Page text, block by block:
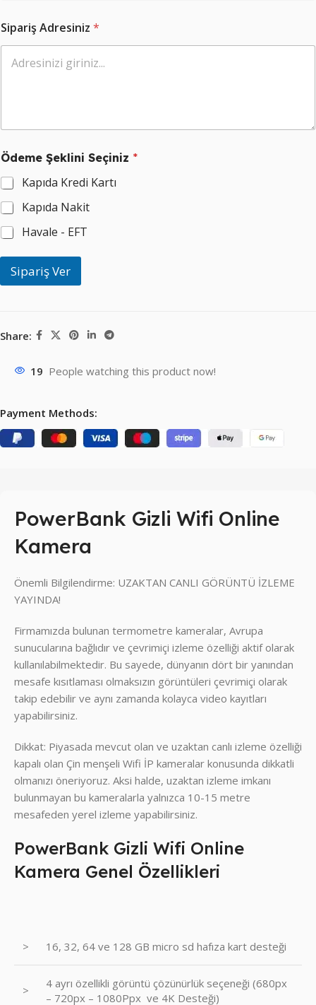
Sipariş Adresiniz *
Ödeme Şeklini Seçiniz *
Kapıda Kredi Kartı
Kapıda Nakit
Havale - EFT
Sipariş Ver
Share:
19 People watching this product now!
Payment Methods:
PowerBank Gizli Wifi Online
Kamera
Önemli Bilgilendirme: UZAKTAN CANLI GÖRÜNTÜ İZLEME
YAYINDA!
Firmamızda bulunan termometre kameralar, Avrupa
sunucularına bağlıdır ve çevrimiçi izleme özelliği aktif olarak
kullanılabilmektedir. Bu sayede, dünyanın dört bir yanından
mesafe kısıtlaması olmaksızın görüntüleri çevrimiçi olarak
takip edebilir ve aynı zamanda kolayca video kayıtları
yapabilirsiniz.
Dikkat: Piyasada mevcut olan ve uzaktan canlı izleme özelliği
kapalı olan Çin menşeli Wifi İP kameralar konusunda dikkatli
olmanızı öneriyoruz. Aksi halde, uzaktan izleme imkanı
bulunmayan bu kameralarla yalnızca 10-15 metre
mesafeden yerel izleme yapabilirsiniz.
PowerBank Gizli Wifi Online
Kamera Genel Özellikleri
> 16, 32, 64 ve 128 GB micro sd hafıza kart desteği
>
4 ayrı özellikli görüntü çözünürlük seçeneği (680px
– 720px – 1080Ppx ve 4K Desteği)